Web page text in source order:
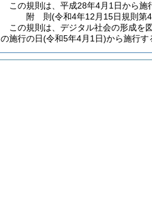
この規則は、平成28年4月1日から施
附 則(令和4年12月15日規則第
この規則は、デジタル社会の形成を
の施行の日(令和5年4月1日)から施行す